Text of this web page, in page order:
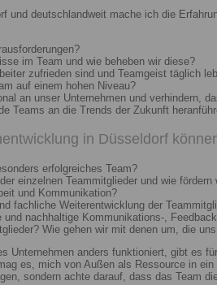
und deutschlandweit mache ich die
im Team und wie beheben wir diese?
zufrieden sind und Teamgeist täglich
auf einem hohen Niveau?
an unser Unternehmen und verhindern,
Teams an die Trends der Zukunft
in Düsseldorf
erfolgreiches Team?
einzelnen Teammitglieder und wie
und Kommunikation?
fachliche Weiterentwicklung der
und nachhaltige Kommunikations-,
Wie gehen wir mit denen um, die
Unternehmen anders funktioniert, gibt es
es, mich von Außen als Ressource in
sondern achte darauf, dass das Team